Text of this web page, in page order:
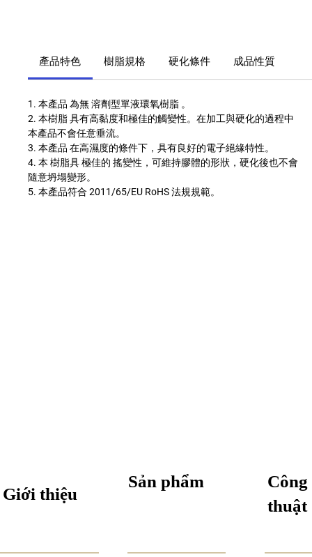
產品特色 樹脂規格 硬化條件 成品性質
1. 本產品 為無 溶劑型單液環氧樹脂 。
2. 本樹脂 具有高黏度和極佳的觸變性。在加工與硬化的過程中
本產品不會任意垂流。
3. 本產品 在高濕度的條件下，具有良好的電子絕緣特性。
4. 本 樹脂具 極佳的 搖變性，可維持膠體的形狀，硬化後也不會
隨意坍塌變形。
5. 本產品符合 2011/65/EU RoHS 法規規範。
Giới thiệu
Sản phẩm
thuật